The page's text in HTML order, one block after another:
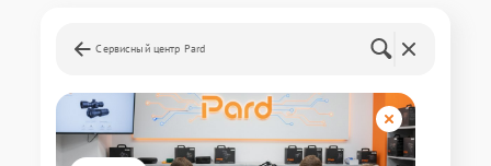
Сервисный центр Pard